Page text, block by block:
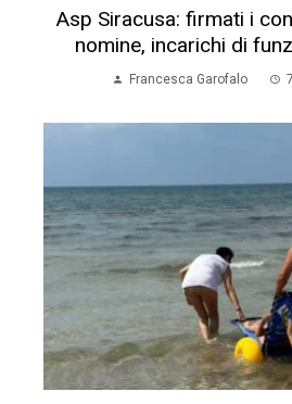
Asp Siracusa: firmati i
nomine, incarichi di
Francesca Garofalo